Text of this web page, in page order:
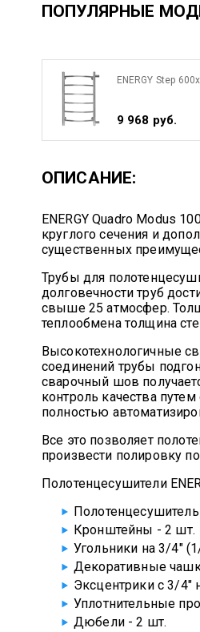
ПОПУЛЯРНЫЕ
ENERGY Step
9 968 руб.
ОПИСАНИЕ:
ENERGY Quadro Modus
круглого сечения и
существенных
Трубы для
долговечности труб
свыше 25 атмосфер.
теплообмена толщина
Высокотехнологичные
соединений трубы
сварочный шов
контроль качества
полностью
Все это позволяет
произвести полировку
Полотенцесушители
Кронштейны - 2 шт.
Угольники на 3/4"
Декоративные
Эксцентрики с 3/4"
Уплотнительные
Дюбели - 2 шт.